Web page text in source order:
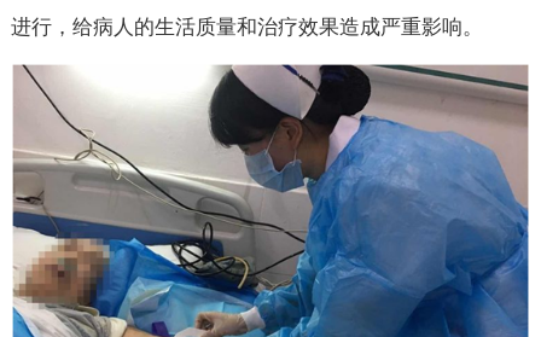
进行，给病人的生活质量和治疗效果造成严重影响。